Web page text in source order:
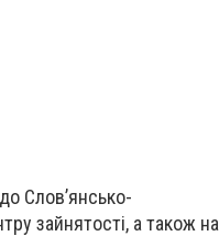
Слов’янсько-
зайнятості, а також на